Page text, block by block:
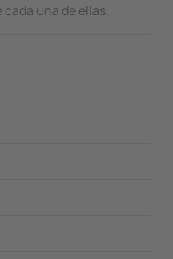
una de ellas.